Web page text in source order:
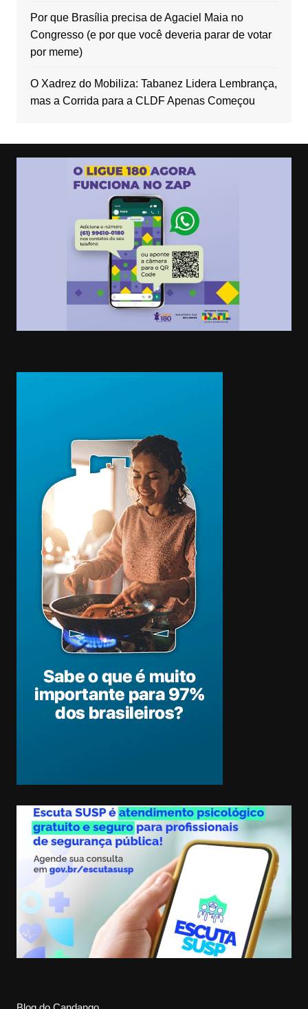
Por que Brasília precisa de Agaciel Maia no
Congresso (e por que você deveria parar de votar
por meme)
O Xadrez do Mobiliza: Tabanez Lidera Lembrança,
mas a Corrida para a CLDF Apenas Começou